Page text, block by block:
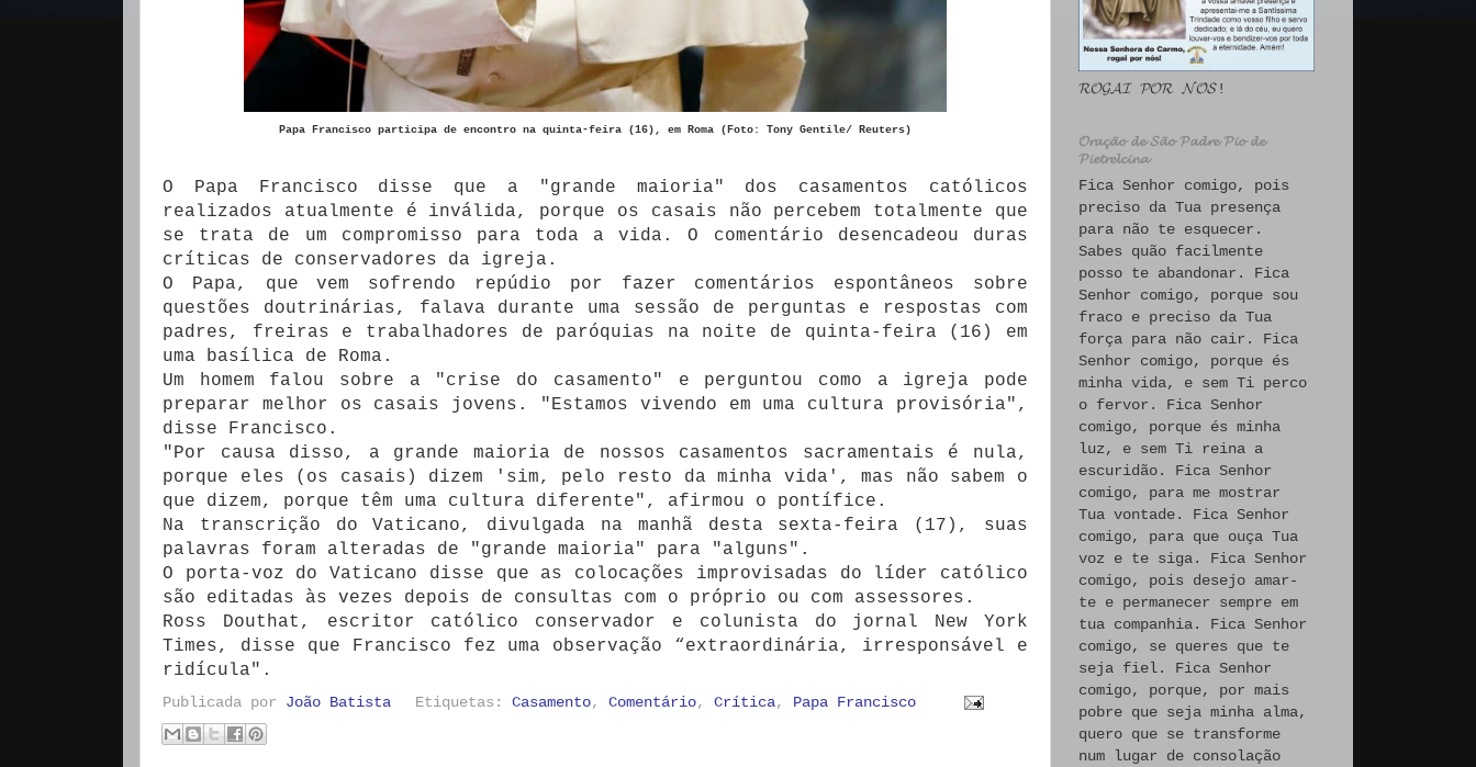
Papa Francisco participa de encontro na quinta-feira (16), em Roma (Foto: Tony Gentile/ Reuters)
O Papa Francisco disse que a "grande maioria" dos casamentos católicos
realizados atualmente é inválida, porque os casais não percebem totalmente que
se trata de um compromisso para toda a vida. O comentário desencadeou duras
críticas de conservadores da igreja.
O Papa, que vem sofrendo repúdio por fazer comentários espontâneos sobre
questões doutrinárias, falava durante uma sessão de perguntas e respostas com
padres, freiras e trabalhadores de paróquias na noite de quinta-feira (16) em
uma basílica de Roma.
Um homem falou sobre a "crise do casamento" e perguntou como a igreja pode
preparar melhor os casais jovens. "Estamos vivendo em uma cultura provisória",
disse Francisco.
"Por causa disso, a grande maioria de nossos casamentos sacramentais é nula,
porque eles (os casais) dizem 'sim, pelo resto da minha vida', mas não sabem o
que dizem, porque têm uma cultura diferente", afirmou o pontífice.
Na transcrição do Vaticano, divulgada na manhã desta sexta-feira (17), suas
palavras foram alteradas de "grande maioria" para "alguns".
O porta-voz do Vaticano disse que as colocações improvisadas do líder católico
são editadas às vezes depois de consultas com o próprio ou com assessores.
Ross Douthat, escritor católico conservador e colunista do jornal New York
Times, disse que Francisco fez uma observação “extraordinária, irresponsável e
ridícula".
Publicada por João Batista Etiquetas:Casamento,Comentário,Crítica, Papa Francisco
𝓡𝓞𝓖𝓐𝓘 𝓟𝓞𝓡 𝓝𝓞́𝓢!
𝓞𝓻𝓪𝓬̧𝓪̃𝓸 𝓭𝓮 𝓢𝓪̃𝓸 𝓟𝓪𝓭𝓻𝓮 𝓟𝓲𝓸 𝓭𝓮
𝓟𝓲𝓮𝓽𝓻𝓮𝓵𝓬𝓲𝓷𝓪
Fica Senhor comigo, pois
preciso da Tua presença
para não te esquecer.
Sabes quão facilmente
posso te abandonar. Fica
Senhor comigo, porque sou
fraco e preciso da Tua
força para não cair. Fica
Senhor comigo, porque és
minha vida, e sem Ti perco
o fervor. Fica Senhor
comigo, porque és minha
luz, e sem Ti reina a
escuridão. Fica Senhor
comigo, para me mostrar
Tua vontade. Fica Senhor
comigo, para que ouça Tua
voz e te siga. Fica Senhor
comigo, pois desejo amar-
te e permanecer sempre em
tua companhia. Fica Senhor
comigo, se queres que te
seja fiel. Fica Senhor
comigo, porque, por mais
pobre que seja minha alma,
quero que se transforme
num lugar de consolação